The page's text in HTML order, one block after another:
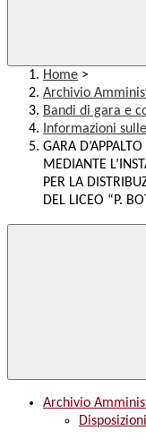
Home >
Archivio
Bandi di gara e
Informazioni
GARA
MEDIANTE
PER LA
DEL LICEO “P.
Archivio